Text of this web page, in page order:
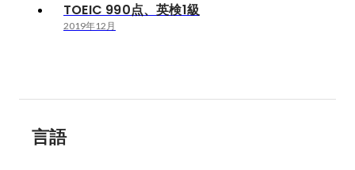
TOEIC 990点、英検1級
2019年12月
言語